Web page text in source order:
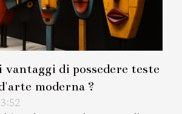
di possedere teste
moderna ?